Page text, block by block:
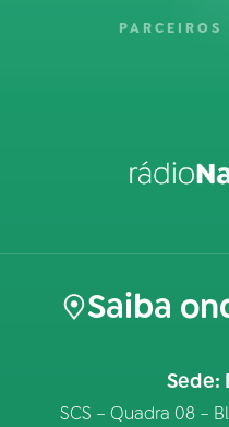
Saiba
Sede:
SCS – Quadra 08 –